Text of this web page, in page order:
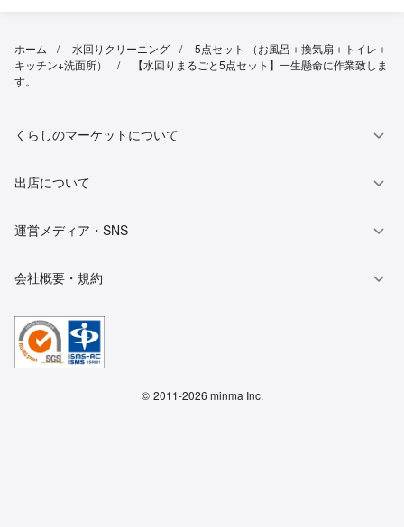
ホーム 水回りクリーニング
5点セット （お風呂＋換気扇＋トイレ＋
キッチン+洗面所）
【水回りまるごと5点セット】一生懸命に作業致しま
す。
くらしのマーケットについて
出店について
運営メディア・SNS
会社概要・規約
© 2011-2026 minma Inc.